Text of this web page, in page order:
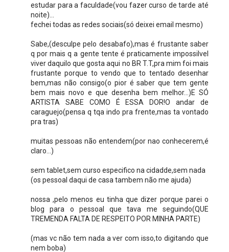
estudar para a faculdade(vou fazer curso de tarde até
noite)...
fechei todas as redes sociais(só deixei email mesmo)
Sabe,(desculpe pelo desabafo),mas é frustante saber
q por mais q a gente tente é praticamente impossilvel
viver daquilo que gosta aqui no BR T.T,pra mim foi mais
frustante porque to vendo que to tentado desenhar
bem,mas não consigo(o pior é saber que tem gente
bem mais novo e que desenha bem melhor...)E SÓ
ARTISTA SABE COMO É ESSA DOR!O andar de
caraguejo(pensa q tqa indo pra frente,mas ta vontado
pra tras)
muitas pessoas não entendem(por nao conhecerem,é
claro...)
sem tablet,sem curso especifico na cidadde,sem nada
(os pessoal daqui de casa tambem não me ajuda)
nossa ,pelo menos eu tinha que dizer porque parei o
blog para o pessoal que tava me seguindo(QUE
TREMENDA FALTA DE RESPEITO POR MINHA PARTE)
(mas vc não tem nada a ver com isso,to digitando que
nem boba)